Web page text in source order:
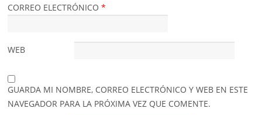
CORREO ELECTRÓNICO*
WEB
GUARDA MI NOMBRE, CORREO ELECTRÓNICO Y WEB EN ESTE
NAVEGADOR PARA LA PRÓXIMA VEZ QUE COMENTE.